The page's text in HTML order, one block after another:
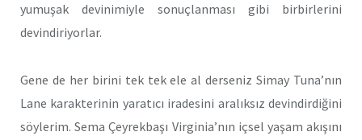
yumuşak devinimiyle sonuçlanması gibi birbirlerini
devindiriyorlar.
Gene de her birini tek tek ele al derseniz Simay Tuna’nın
Lane karakterinin yaratıcı iradesini aralıksız devindirdiğini
söylerim. Sema Çeyrekbaşı Virginia’nın içsel yaşam akışını